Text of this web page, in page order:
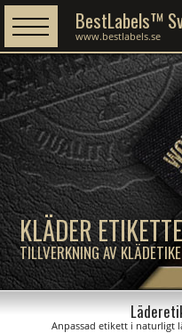
KLÄDER
TILLVERKNING AV
BestLabels™
www.bestlabels.se
Anpassad etikett i naturligt